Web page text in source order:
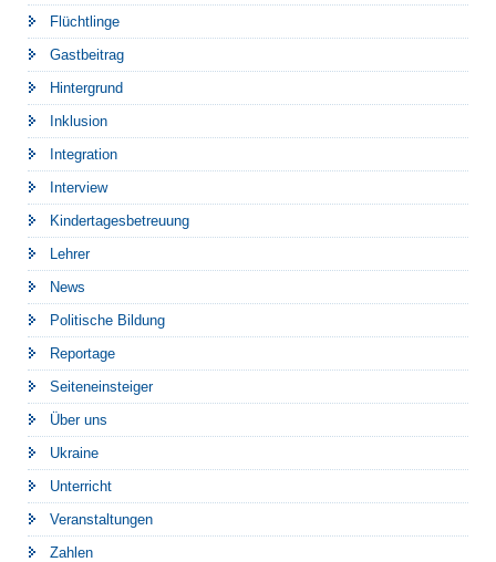
Flüchtlinge
Gastbeitrag
Hintergrund
Inklusion
Integration
Interview
Kindertagesbetreuung
Lehrer
News
Politische Bildung
Reportage
Seiteneinsteiger
Über uns
Ukraine
Unterricht
Veranstaltungen
Zahlen